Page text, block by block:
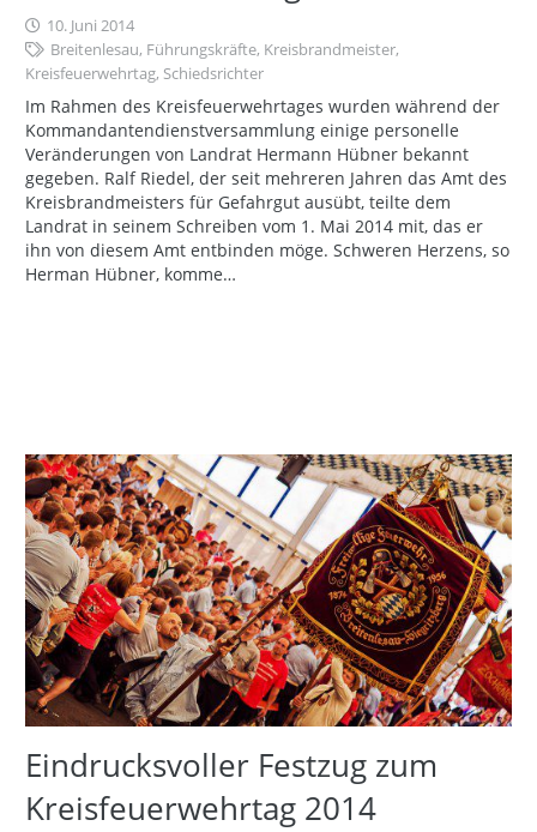
10. Juni 2014
Breitenlesau, Führungskräfte, Kreisbrandmeister,
Kreisfeuerwehrtag, Schiedsrichter
Im Rahmen des Kreisfeuerwehrtages wurden während der
Kommandantendienstversammlung einige personelle
Veränderungen von Landrat Hermann Hübner bekannt
gegeben. Ralf Riedel, der seit mehreren Jahren das Amt des
Kreisbrandmeisters für Gefahrgut ausübt, teilte dem
Landrat in seinem Schreiben vom 1. Mai 2014 mit, das er
ihn von diesem Amt entbinden möge. Schweren Herzens, so
Herman Hübner, komme…
Eindrucksvoller Festzug zum
Kreisfeuerwehrtag 2014